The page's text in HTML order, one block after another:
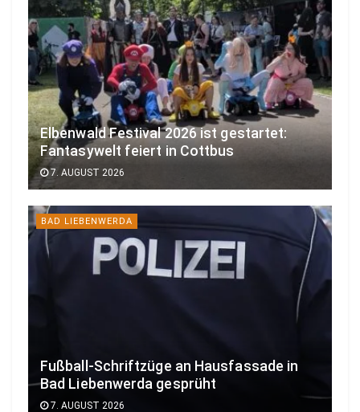
Elbenwald Festival 2026 ist gestartet:
Fantasywelt feiert in Cottbus
7. AUGUST 2026
BAD LIEBENWERDA
Fußball-Schriftzüge an Hausfassade in
Bad Liebenwerda gesprüht
7. AUGUST 2026